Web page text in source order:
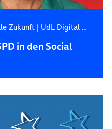
Zukunft| UdL Digital Blog
in den Social